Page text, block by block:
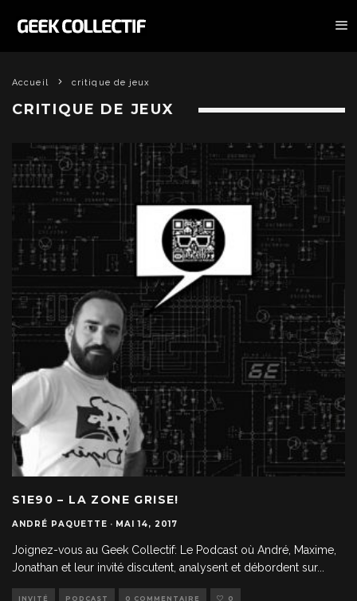
Accueil critique de jeux
CRITIQUE DE JEUX
S1E90 – LA ZONE GRISE!
ANDRÉ PAQUETTE · MAI 14, 2017
Joignez-vous au Geek Collectif: Le Podcast où André, Maxime,
Jonathan et leur invité discutent, analysent et débordent sur...
INVITÉ PODCAST 0 COMMENTAIRE 0